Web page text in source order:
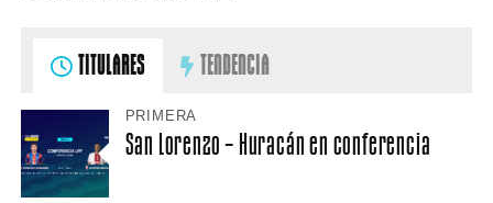
TITULARES TENDENCIA
PRIMERA
San Lorenzo – Huracán en conferencia